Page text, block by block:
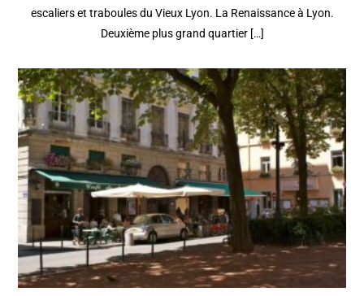
escaliers et traboules du Vieux Lyon. La Renaissance à Lyon.
Deuxième plus grand quartier […]